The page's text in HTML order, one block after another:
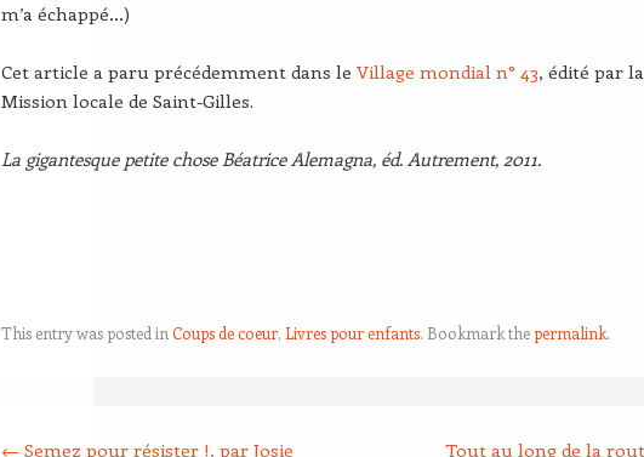
m’a échappé…)
Cet article a paru précédemment dans le Village mondial n° 43, édité par la
Mission locale de Saint-Gilles.
La gigantesque petite chose Béatrice Alemagna, éd. Autrement, 2011.
This entry was posted in Coups de coeur, Livres pour enfants. Bookmark thepermalink.
← Semez pour résister !, par Josie
Tout au long de la